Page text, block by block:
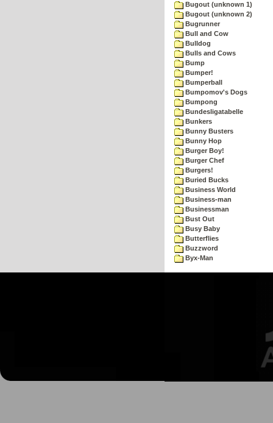
Bugout (unknown 1)
Bugout (unknown 2)
Bugrunner
Bull and Cow
Bulldog
Bulls and Cows
Bump
Bumper!
Bumperball
Bumpomov's Dogs
Bumpong
Bundesligatabelle
Bunkers
Bunny Busters
Bunny Hop
Burger Boy!
Burger Chef
Burgers!
Buried Bucks
Business World
Business-man
Businessman
Bust Out
Busy Baby
Butterflies
Buzzword
Byx-Man